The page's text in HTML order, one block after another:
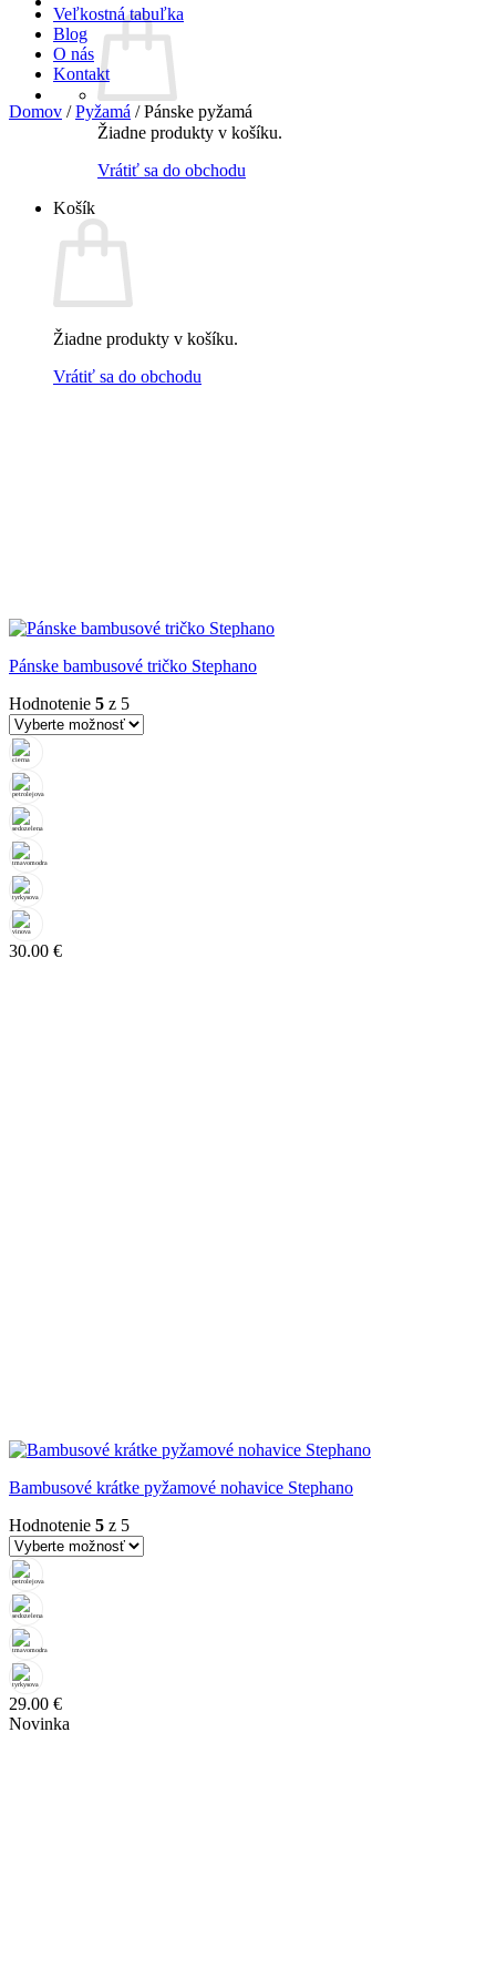
Žiadne produkty v košíku.
Vrátiť sa do obchodu
Košík
Žiadne produkty v košíku.
Vrátiť sa do obchodu
Veľkostná tabuľka
Blog
O nás
Kontakt
Domov / Pyžamá /Pánske pyžamá
Pánske bambusové tričko Stephano
Hodnotenie 5 z 5
30.00 €
Bambusové krátke pyžamové nohavice Stephano
Hodnotenie 5 z 5
29.00 €
Novinka